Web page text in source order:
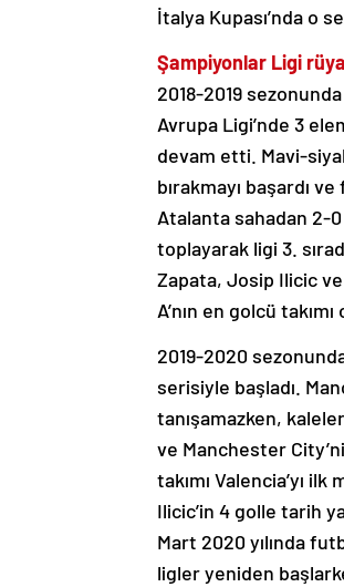
İtalya Kupası’nda o
Şampiyonlar Ligi
2018-2019
Avrupa Ligi’nde 3
devam etti. Mavi-
bırakmayı başardı
Atalanta sahadan 2-
toplayarak ligi 3.
Zapata, Josip Ilicic ve
A’nın en golcü takımı
2019-2020
serisiyle başladı.
tanışamazken,
ve Manchester
takımı Valencia’yı
Ilicic’in 4 golle tarih
Mart 2020 yılında
ligler yeniden